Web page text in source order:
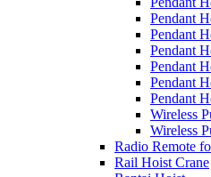
Pendant
Pendant
Pendant
Pendant
Pendant
Pendant
Wireless
Wireless
Radio Remote
Rail Hoist Crane